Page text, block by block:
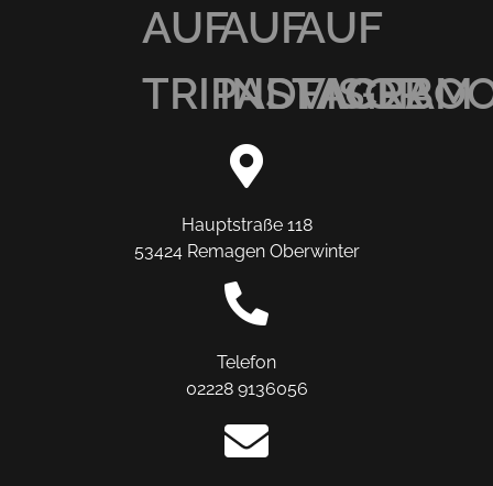
AUF
TRIPADVISOR
AUF
INSTAGRAM
AUF
Hauptstraße 118
53424 Remagen Oberwinter
Telefon
02228 9136056